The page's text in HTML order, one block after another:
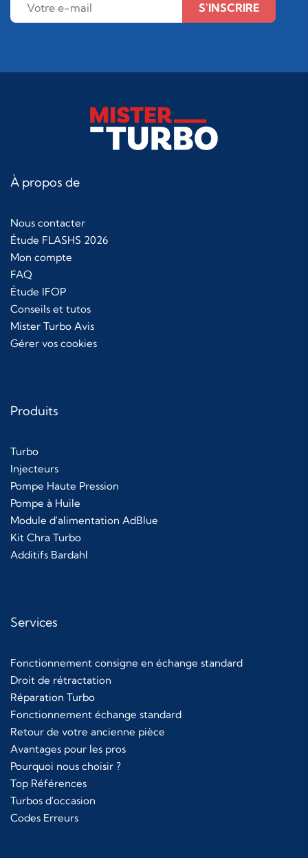
S'INSCRIRE
À propos de
Nous contacter
Étude FLASHS 2026
Mon compte
FAQ
Étude IFOP
Conseils et tutos
Mister Turbo Avis
Gérer vos cookies
Produits
Turbo
Injecteurs
Pompe Haute Pression
Pompe à Huile
Module d'alimentation AdBlue
Kit Chra Turbo
Additifs Bardahl
Services
Fonctionnement consigne en échange standard
Droit de rétractation
Réparation Turbo
Fonctionnement échange standard
Retour de votre ancienne pièce
Avantages pour les pros
Pourquoi nous choisir ?
Top Références
Turbos d'occasion
Codes Erreurs